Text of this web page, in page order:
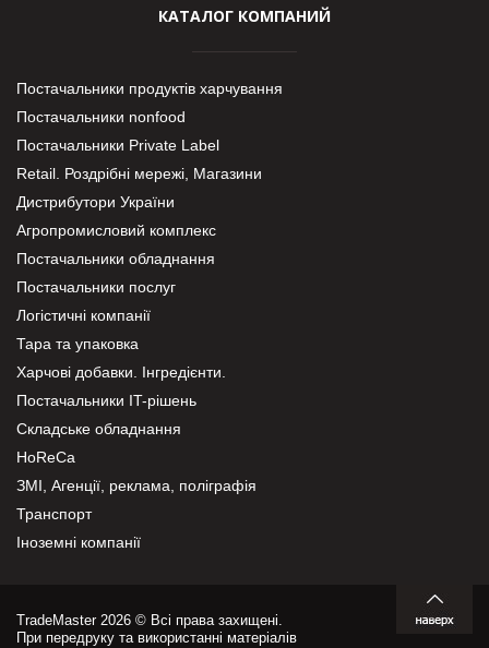
КАТАЛОГ КОМПАНИЙ
Постачальники продуктів харчування
Постачальники nonfood
Постачальники Private Label
Retail. Роздрібні мережі, Магазини
Дистрибутори України
Агропромисловий комплекс
Постачальники обладнання
Постачальники послуг
Логістичні компанії
Тара та упаковка
Харчові добавки. Інгредієнти.
Постачальники IT-рішень
Складське обладнання
HoReCa
ЗМІ, Агенції, реклама, поліграфія
Транспорт
Іноземні компанії
TradeMaster 2026 © Всі права захищені.
При передруку та використанні матеріалів